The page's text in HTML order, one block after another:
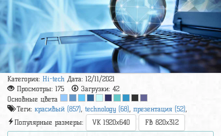
Категория: Hi-tech Дата: 12/11/2021
Просмотры: 175 Загрузки: 42
Основные цвета
Теги: красивый (857), technology (68), презентация (52),
Популярные размеры:
VK 1920x640 FB 820x312